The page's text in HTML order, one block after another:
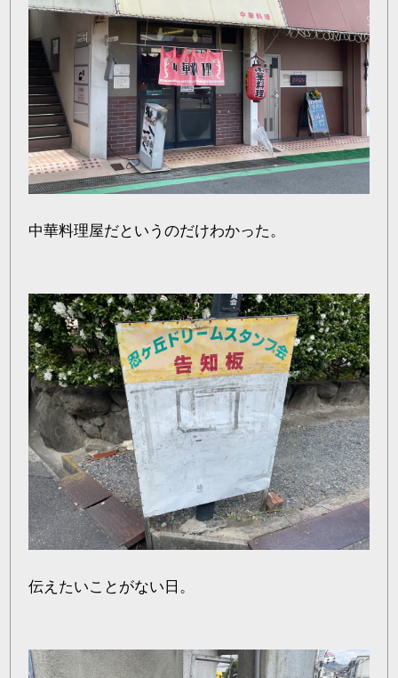
中華料理屋だというのだけわかった。
伝えたいことがない日。